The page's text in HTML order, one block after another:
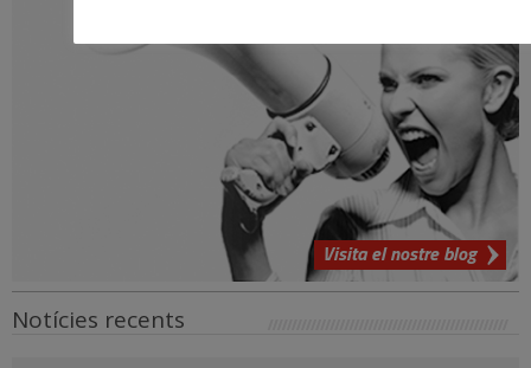
Visita el nostre blog
Notícies recents